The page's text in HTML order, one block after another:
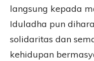
langsung kepada
Iduladha pun
solidaritas dan
kehidupan